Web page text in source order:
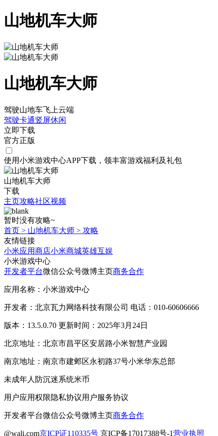
山地机车大师
山地机车大师
驾驶山地车飞上云端
驾驶卡通竖屏休闲
立即下载
官方正版
使用小米游戏中心APP下载 ，领丰富游戏福利 及礼包
山地机车大师
下载
主页攻略社区视频
暂时没有攻略~
首页 > 山地机车大师 > 攻略
友情链接
小米应用商店小米商城英雄互娱
小米游戏中心
开发者平台微信公众号微博主页商务合作
应用名称：小米游戏中心
开发者：北京瓦力网络科技有限公司 电话：010-60606666
版本：13.5.0.70 更新时间：2025年3月24日
北京地址：北京市昌平区安居路小米智慧产业园
南京地址：南京市建邺区永初路37号小米华东总部
未成年人防沉迷系统米币
用户应用权限隐私协议用户服务协议
开发者平台微信公众号微博主页商务合作
@wali.com京ICP证110335号 京ICP备17017388号-1营业执照